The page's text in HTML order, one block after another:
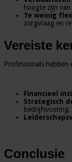
hoogte zijn van
Te weinig
zorgvraag en
Vereiste
Professionals hebben
Financieel
Strategisch
bedrijfsvoering.
Conclusie